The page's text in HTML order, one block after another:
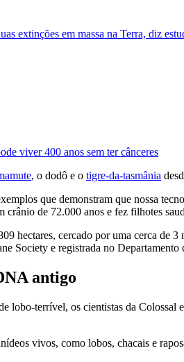
extinções em massa na Terra, diz
viver 400 anos sem ter cânceres
, o dodô e o tigre-da-tasmânia
que demonstram que nossa
crânio de 72.000 anos e fez filhotes
hectares, cercado por uma cerca de
Society e registrada no
antigo
lobo-terrível, os cientistas da
vivos, como lobos, chacais e